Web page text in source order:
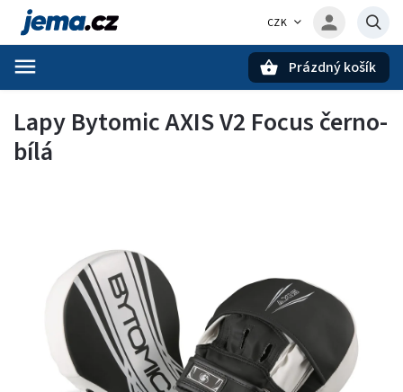
CZK
Prázdný košík
Lapy Bytomic AXIS V2 Focus černo-
bílá